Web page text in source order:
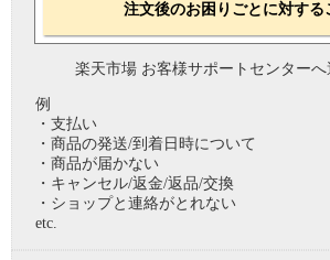
注文後のお困りごとに対する
楽天市場 お客様サポートセンターへ
例
・支払い
・商品の発送/到着日時について
・商品が届かない
・キャンセル/返金/返品/交換
・ショップと連絡がとれない
etc.